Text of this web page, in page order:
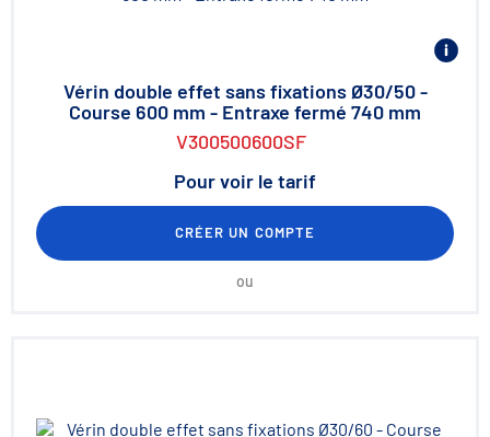
Vérin double effet sans fixations Ø30/50 -
Course 600 mm - Entraxe fermé 740 mm
V300500600SF
Pour voir le tarif
CRÉER UN COMPTE
ou